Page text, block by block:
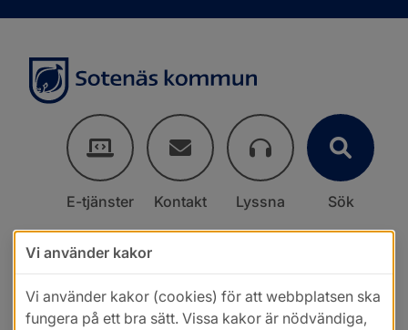
E-tjänster Kontakt Lyssna Sök
Vi använder kakor
Vi använder kakor (cookies) för att webbplatsen ska
fungera på ett bra sätt. Vissa kakor är nödvändiga,